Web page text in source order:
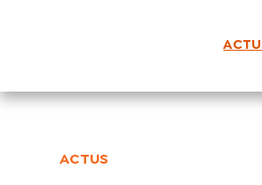
ACTUS